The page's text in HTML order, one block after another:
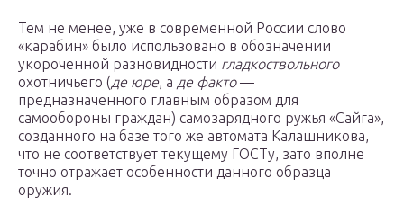
Тем не менее, уже в современной России слово
«карабин» было использовано в обозначении
укороченной разновидности гладкоствольного
охотничьего (де юре, а де факто—
предназначенного главным образом для
самообороны граждан) самозарядного ружья «Сайга»,
созданного на базе того же автомата Калашникова,
что не соответствует текущему ГОСТу, зато вполне
точно отражает особенности данного образца
оружия.